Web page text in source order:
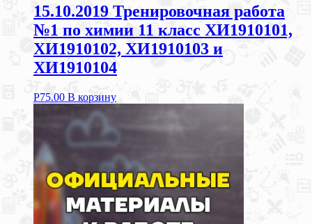
15.10.2019 Тренировочная работа
№1 по химии 11 класс ХИ1910101,
ХИ1910102, ХИ1910103 и
ХИ1910104
Р75.00 В корзину